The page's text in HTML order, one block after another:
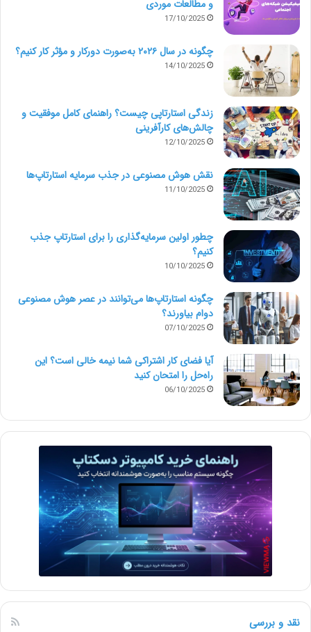
فایل­های مورد نیاز را برای فریلنسر منتخب(برنده) خواهیم
فرستاد.
هنگامیکه شرح متقاعدکننده را ساختید، ببینید که چگونه
پیشنهادات باکیفیتی را از بهترین آزادکارها (فریلنسرها)
دریافت خواهید کرد.
امروز پروژه خود را پست کنید.
آزادکار توضیحات پروژه
دورکار
شرح پروژه
فریلنسر
کپی لینک
و مطالعات موردی
17/10/2025
چگونه در سال ۲۰۲۶ به‌صورت دورکار و مؤثر کار کنیم؟
14/10/2025
زندگی استارتاپی چیست؟ راهنمای کامل موفقیت و
چالش‌های کارآفرینی
12/10/2025
نقش هوش مصنوعی در جذب سرمایه استارتاپ‌ها
11/10/2025
چطور اولین سرمایه‌گذاری را برای استارتاپ جذب
کنیم؟
10/10/2025
چگونه استارتاپ‌ها می‌توانند در عصر هوش مصنوعی
دوام بیاورند؟
07/10/2025
آیا فضای کار اشتراکی شما نیمه‌ خالی است؟ این
راه‌حل را امتحان کنید
06/10/2025
نقد و بررسی